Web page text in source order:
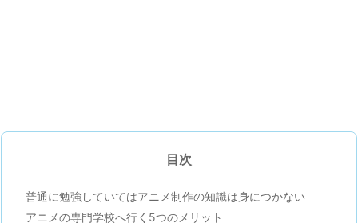
目次
普通に勉強していてはアニメ制作の知識は身につかない
アニメの専門学校へ行く5つのメリット